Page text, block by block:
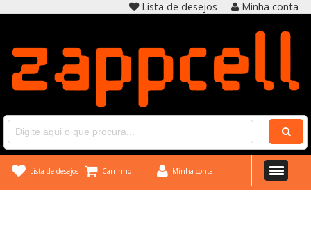
Minha conta
Lista de desejos
Lista de desejos Carrinho Minha conta